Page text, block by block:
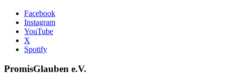
Facebook
Instagram
YouTube
X
Spotify
PromisGlauben e.V.